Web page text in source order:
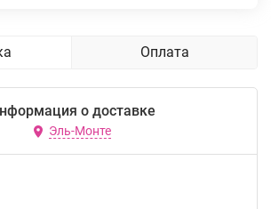
Оплата
о доставке
Эль-Монте